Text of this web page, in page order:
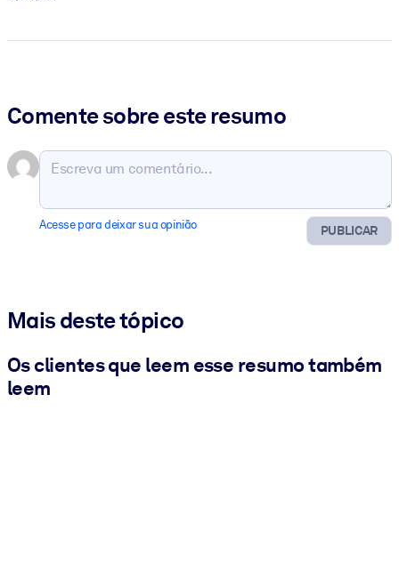
Comente sobre este resumo
PUBLICAR
Acesse para deixar sua opinião
Mais deste tópico
Os clientes que leem esse resumo também
leem